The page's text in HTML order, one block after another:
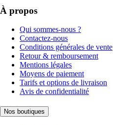
À propos
Qui sommes-nous ?
Contactez-nous
Conditions générales de vente
Retour & remboursement
Mentions légales
Moyens de paiement
Tarifs et options de livraison
Avis de confidentialité
Nos boutiques